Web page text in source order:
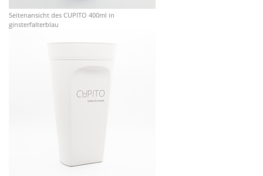
Seitenansicht des CUPITO 400ml in
ginsterfalterblau